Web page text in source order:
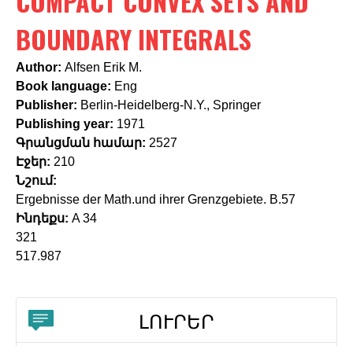
h
f
o
r
m
BOUNDARY INTEGRALS
Author: Alfsen Erik M.
Book language: Eng
Publisher: Berlin-Heidelberg-N.Y., Springer
Publishing year: 1971
Գրանցման համար: 2527
Էջեր: 210
Նշում:
Ergebnisse der Math.und ihrer Grenzgebiete. B.57
Ինդեքս: A 34
321
517.987
ԼՈՒՐԵՐ